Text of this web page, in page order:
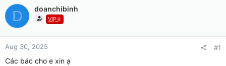
D doanchibinh
V͟I͟P͟♕
Aug 30, 2025 #1
Các bác cho e xin ạ